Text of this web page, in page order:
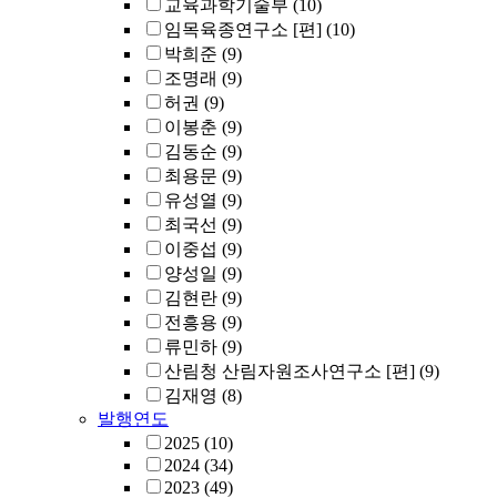
교육과학기술부 (10)
임목육종연구소 [편] (10)
박희준 (9)
조명래 (9)
허권 (9)
이봉춘 (9)
김동순 (9)
최용문 (9)
유성열 (9)
최국선 (9)
이중섭 (9)
양성일 (9)
김현란 (9)
전흥용 (9)
류민하 (9)
산림청 산림자원조사연구소 [편] (9)
김재영 (8)
발행연도
2025 (10)
2024 (34)
2023 (49)